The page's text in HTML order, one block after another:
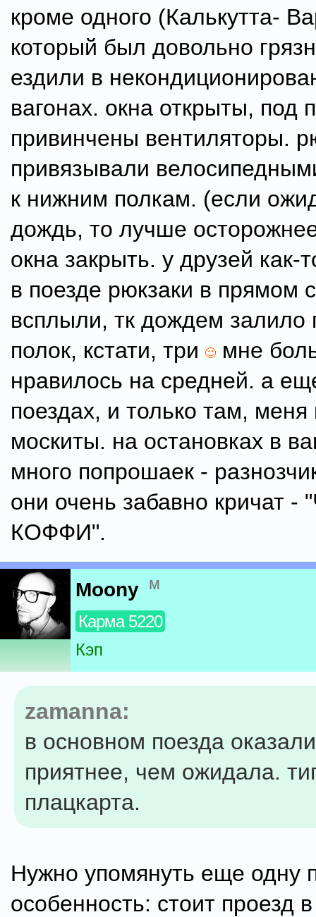
кроме одного (Калькутта-
который был довольно
ездили в
вагонах. окна открыты, под
привинчены вентиляторы.
привязывали
к нижним полкам. (если
дождь, то лучше
окна закрыть. у друзей как-
в поезде рюкзаки в прямом
всплыли, тк дождем залило
полок, кстати, три
мне
нравилось на средней. а
поездах, и только там, меня
москиты. на остановках в
много попрошаек -
они очень забавно кричат -
КОФФИ".
Moony м
Карма 5220
Кэп
zamanna:
в основном поезда
приятнее, чем ожидала.
плацкарта.
Нужно упомянуть еще одну
особенность: стоит проезд